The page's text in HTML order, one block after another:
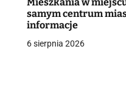
samym centrum
informacje
6 sierpnia 2026